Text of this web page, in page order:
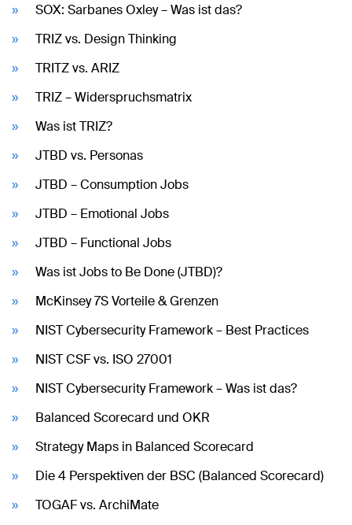
SOX: Sarbanes Oxley – Was ist das?
TRIZ vs. Design Thinking
TRITZ vs. ARIZ
TRIZ – Widerspruchsmatrix
Was ist TRIZ?
JTBD vs. Personas
JTBD – Consumption Jobs
JTBD – Emotional Jobs
JTBD – Functional Jobs
Was ist Jobs to Be Done (JTBD)?
McKinsey 7S Vorteile & Grenzen
NIST Cybersecurity Framework – Best Practices
NIST CSF vs. ISO 27001
NIST Cybersecurity Framework – Was ist das?
Balanced Scorecard und OKR
Strategy Maps in Balanced Scorecard
Die 4 Perspektiven der BSC (Balanced Scorecard)
TOGAF vs. ArchiMate